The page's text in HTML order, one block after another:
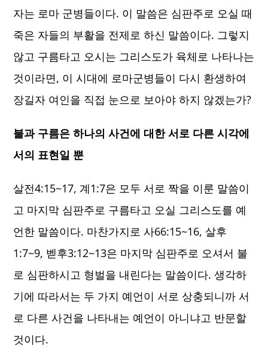
자는 로마 군병들이다. 이 말씀은 심판주로 오실 때
죽은 자들의 부활을 전제로 하신 말씀이다. 그렇지
않고 구름타고 오시는 그리스도가 육체로 나타나는
것이라면, 이 시대에 로마군병들이 다시 환생하여
장길자 여인을 직접 눈으로 보아야 하지 않겠는가?
불과 구름은 하나의 사건에 대한 서로 다른 시각에
서의 표현일 뿐
살전4:15~17, 계1:7은 모두 서로 짝을 이룬 말씀이
고 마지막 심판주로 구름타고 오실 그리스도를 예
언한 말씀이다. 마찬가지로 사66:15~16, 살후
1:7~9, 벧후3:12~13은 마지막 심판주로 오셔서 불
로 심판하시고 형벌을 내린다는 말씀이다. 생각하
기에 따라서는 두 가지 예언이 서로 상충되니까 서
로 다른 사건을 나타내는 예언이 아니냐고 반문할
것이다.